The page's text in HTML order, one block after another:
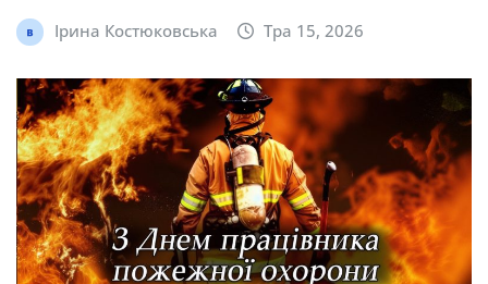
Ірина Костюковська Тра 15, 2026